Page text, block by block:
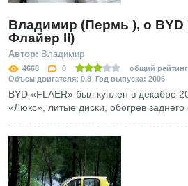
Владимир (Пермь ), о
Флайер II)
Автор: Владимир
4668 0
общий рейтинг
Объем двигателя: 0.8 Год выпуска: 2006
BYD «FLAER» был куплен в декабре
«Люкс», литые диски, обогрев заднего